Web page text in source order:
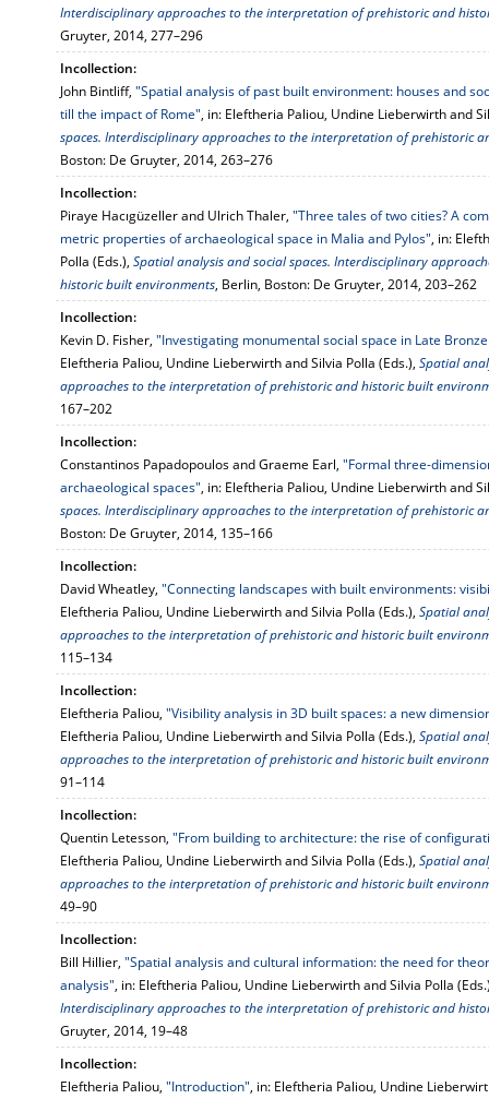
Interdisciplinary approaches to the interpretation of prehistoric and
Gruyter, 2014, 277–296
Incollection:
John Bintliff, "Spatial analysis of past built environment: houses and
till the impact of Rome", in: Eleftheria Paliou, Undine Lieberwirth and
spaces. Interdisciplinary approaches to the interpretation of prehistoric
Boston: De Gruyter, 2014, 263–276
Incollection:
Piraye Hacıgüzeller and Ulrich Thaler, "Three tales of two cities? A
metric properties of archaeological space in Malia and Pylos", in:
Polla (Eds.), Spatial analysis and social spaces. Interdisciplinary
historic built environments, Berlin, Boston: De Gruyter, 2014, 203–262
Incollection:
Kevin D. Fisher, "Investigating monumental social space in Late
Eleftheria Paliou, Undine Lieberwirth and Silvia Polla (Eds.), Spatial
approaches to the interpretation of prehistoric and historic built
167–202
Incollection:
Constantinos Papadopoulos and Graeme Earl, "Formal three-
archaeological spaces", in: Eleftheria Paliou, Undine Lieberwirth and
spaces. Interdisciplinary approaches to the interpretation of prehistoric
Boston: De Gruyter, 2014, 135–166
Incollection:
David Wheatley, "Connecting landscapes with built environments:
Eleftheria Paliou, Undine Lieberwirth and Silvia Polla (Eds.), Spatial
approaches to the interpretation of prehistoric and historic built
115–134
Incollection:
Eleftheria Paliou, "Visibility analysis in 3D built spaces: a new
Eleftheria Paliou, Undine Lieberwirth and Silvia Polla (Eds.), Spatial
approaches to the interpretation of prehistoric and historic built
91–114
Incollection:
Quentin Letesson, "From building to architecture: the rise of
Eleftheria Paliou, Undine Lieberwirth and Silvia Polla (Eds.), Spatial
approaches to the interpretation of prehistoric and historic built
49–90
Incollection:
Bill Hillier, "Spatial analysis and cultural information: the need for
analysis", in: Eleftheria Paliou, Undine Lieberwirth and Silvia Polla
Interdisciplinary approaches to the interpretation of prehistoric and
Gruyter, 2014, 19–48
Incollection:
Eleftheria Paliou, "Introduction", in: Eleftheria Paliou, Undine